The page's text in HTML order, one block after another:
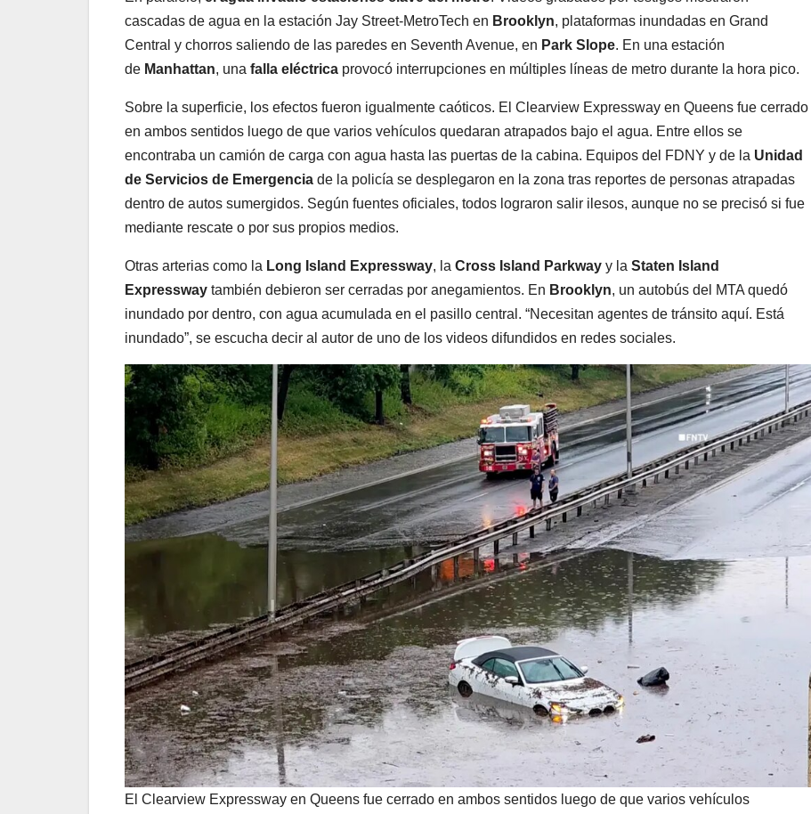
cascadas de agua en la estación Jay Street-MetroTech en Brooklyn, plataformas inundadas en Grand
Central y chorros saliendo de las paredes en Seventh Avenue, en Park Slope. En una estación
de Manhattan, una falla eléctrica provocó interrupciones en múltiples líneas de metro durante la hora pico.
Sobre la superficie, los efectos fueron igualmente caóticos. El Clearview Expressway en Queens fue cerrado
en ambos sentidos luego de que varios vehículos quedaran atrapados bajo el agua. Entre ellos se
encontraba un camión de carga con agua hasta las puertas de la cabina. Equipos del FDNY y de la Unidad
de Servicios de Emergencia de la policía se desplegaron en la zona tras reportes de personas atrapadas
dentro de autos sumergidos. Según fuentes oficiales, todos lograron salir ilesos, aunque no se precisó si fue
mediante rescate o por sus propios medios.
Otras arterias como la Long Island Expressway, la Cross Island Parkway y la Staten Island
Expressway también debieron ser cerradas por anegamientos. En Brooklyn, un autobús del MTA quedó
inundado por dentro, con agua acumulada en el pasillo central. “Necesitan agentes de tránsito aquí. Está
inundado”, se escucha decir al autor de uno de los videos difundidos en redes sociales.
El Clearview Expressway en Queens fue cerrado en ambos sentidos luego de que varios vehículos